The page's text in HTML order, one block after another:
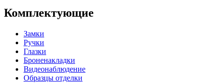
Комплектующие
Замки
Ручки
Глазки
Броненакладки
Видеонаблюдение
Образцы отделки